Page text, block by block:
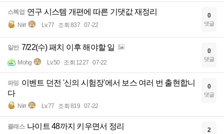
스펙업 연구 시스템 개편에 따른 기댓값 재정리
Nirr Lv.77 조회 837 07-22
0
댓글
일반 7/22(수) 패치 이후 해야할 일
Mohg Lv.50 조회 1227 07-22
0
댓글
파밍 이벤트 던전 '신의 시험장'에서 보스 여러 번 출현합니
다
Nirr Lv.77 조회 819 07-22
0
댓글
클래스 나이트 48까지 키우면서 정리 2